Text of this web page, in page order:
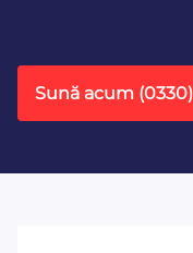
Sună acum